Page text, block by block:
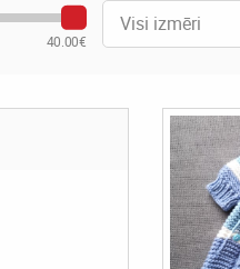
40.00€
Visi izmēri